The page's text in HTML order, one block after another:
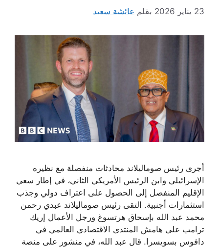
23 يناير 2026 بقلم عائشة سعيد
أجرى رئيس صوماليلاند محادثات منفصلة مع نظيره
الإسرائيلي وابن الرئيس الأمريكي الثاني، في إطار سعي
الإقليم المنفصل إلى الحصول على اعتراف دولي وجذب
استثمارات أجنبية. التقى رئيس صوماليلاند عبدي رحمن
محمد عبد الله بإسحاق هرتسوغ ورجل الأعمال إريك
ترامب على هامش المنتدى الاقتصادي العالمي في
دافوس بسويسرا. قال عبد الله، في منشور على منصة